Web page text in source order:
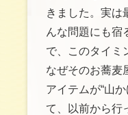
きました。実は
んな問題にも宿
で、このタイミ
なぜそのお蕎麦
アイテムが“山
て、以前から行